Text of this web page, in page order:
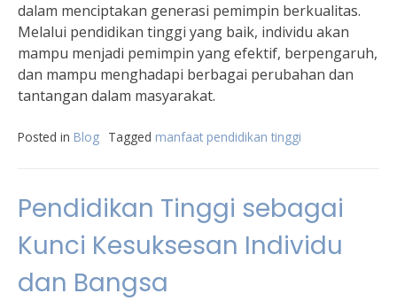
dalam menciptakan generasi pemimpin berkualitas.
Melalui pendidikan tinggi yang baik, individu akan
mampu menjadi pemimpin yang efektif, berpengaruh,
dan mampu menghadapi berbagai perubahan dan
tantangan dalam masyarakat.
Posted in Blog Tagged manfaat pendidikan tinggi
Pendidikan Tinggi sebagai
Kunci Kesuksesan Individu
dan Bangsa